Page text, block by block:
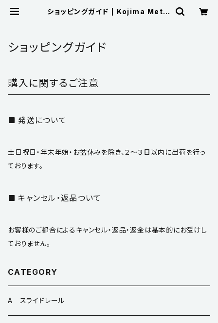
ショッピングガイド | Kojima Metal
ショッピングガイド
購入に関するご注意
発送について
土日祝日・年末年始・お盆休みを除き、２～３日以内に出荷を行っ
ております。
キャンセル・返品ついて
お客様のご都合によるキャンセル・返品・返金は基本的にお受けし
ておりません。
CATEGORY
A スライドレール